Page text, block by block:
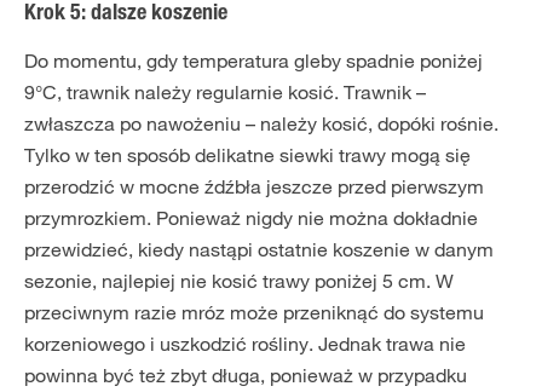
Krok 5: dalsze koszenie
Do momentu, gdy temperatura gleby spadnie poniżej
9°C, trawnik należy regularnie kosić. Trawnik –
zwłaszcza po nawożeniu – należy kosić, dopóki rośnie.
Tylko w ten sposób delikatne siewki trawy mogą się
przerodzić w mocne źdźbła jeszcze przed pierwszym
przymrozkiem. Ponieważ nigdy nie można dokładnie
przewidzieć, kiedy nastąpi ostatnie koszenie w danym
sezonie, najlepiej nie kosić trawy poniżej 5 cm. W
przeciwnym razie mróz może przeniknąć do systemu
korzeniowego i uszkodzić rośliny. Jednak trawa nie
powinna być też zbyt długa, ponieważ w przypadku